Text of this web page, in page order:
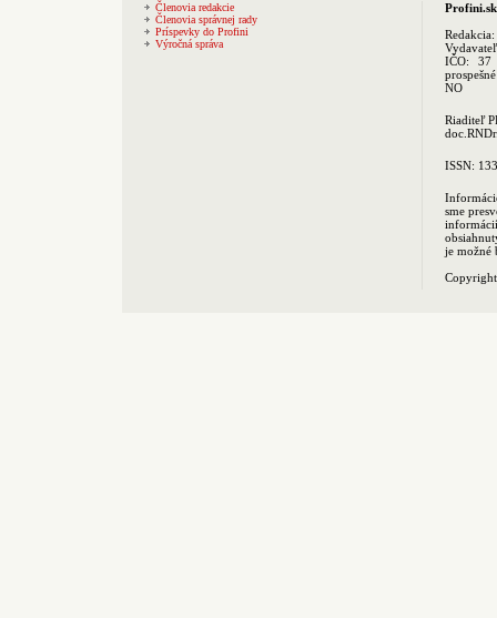
Členovia redakcie
Členovia správnej rady
Príspevky do Profini
Výročná správa
Profini.sk
Redakcia:
IČO: 37
NO
Riaditeľ
ISSN:
sme
je možné